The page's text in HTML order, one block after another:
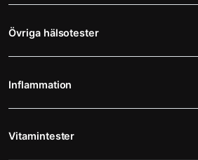
Övriga hälsotester
Inflammation
Vitamintester